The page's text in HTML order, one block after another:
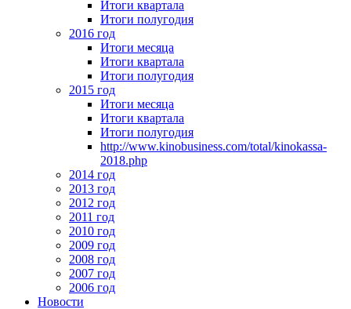
Итоги квартала
Итоги полугодия
2016 год
Итоги месяца
Итоги квартала
Итоги полугодия
2015 год
Итоги месяца
Итоги квартала
Итоги полугодия
http://www.kinobusiness.com/total/kinokassa-
2018.php
2014 год
2013 год
2012 год
2011 год
2010 год
2009 год
2008 год
2007 год
2006 год
Новости